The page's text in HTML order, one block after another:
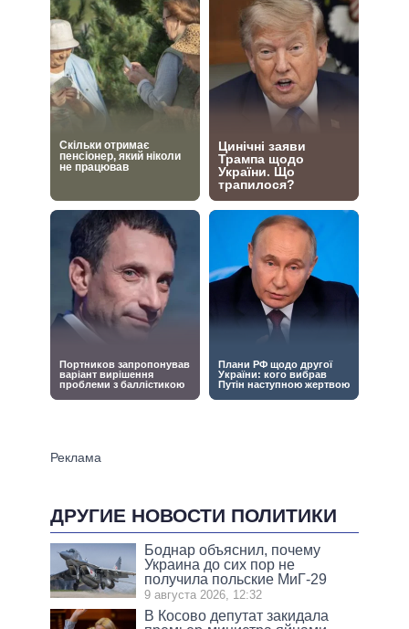
ДРУГИЕ НОВОСТИ ПОЛИТИКИ
Боднар объяснил, почему
Украина до сих пор не
получила польские МиГ-29
9 августа 2026, 12:32
В Косово депутат закидала